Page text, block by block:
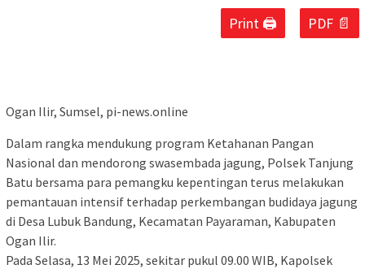
Print 🖨 PDF 📄
Ogan Ilir, Sumsel, pi-news.online
Dalam rangka mendukung program Ketahanan Pangan
Nasional dan mendorong swasembada jagung, Polsek Tanjung
Batu bersama para pemangku kepentingan terus melakukan
pemantauan intensif terhadap perkembangan budidaya jagung
di Desa Lubuk Bandung, Kecamatan Payaraman, Kabupaten
Ogan Ilir.
Pada Selasa, 13 Mei 2025, sekitar pukul 09.00 WIB, Kapolsek